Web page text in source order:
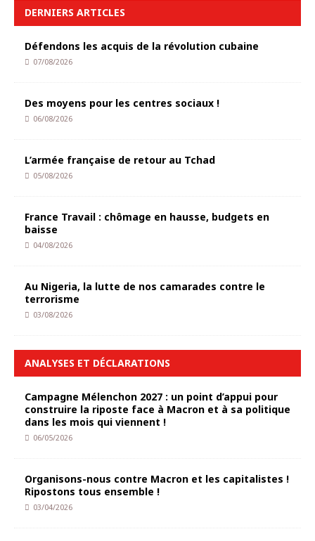
DERNIERS ARTICLES
Défendons les acquis de la révolution cubaine
07/08/2026
Des moyens pour les centres sociaux !
06/08/2026
L’armée française de retour au Tchad
05/08/2026
France Travail : chômage en hausse, budgets en
baisse
04/08/2026
Au Nigeria, la lutte de nos camarades contre le
terrorisme
03/08/2026
ANALYSES ET DÉCLARATIONS
Campagne Mélenchon 2027 : un point d’appui pour
construire la riposte face à Macron et à sa politique
dans les mois qui viennent !
06/05/2026
Organisons-nous contre Macron et les capitalistes !
Ripostons tous ensemble !
03/04/2026